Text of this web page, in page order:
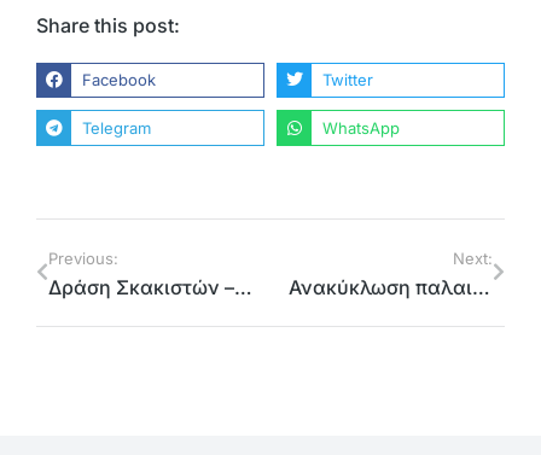
Share this post:
Facebook Twitter
Telegram WhatsApp
Previous:
Δράση Σκακιστών – Κεραμιστών στο ”Discover North Athens”
Next:
Ανακύκλωση παλαιών αρχείων της Περιφέρειας Αττικής